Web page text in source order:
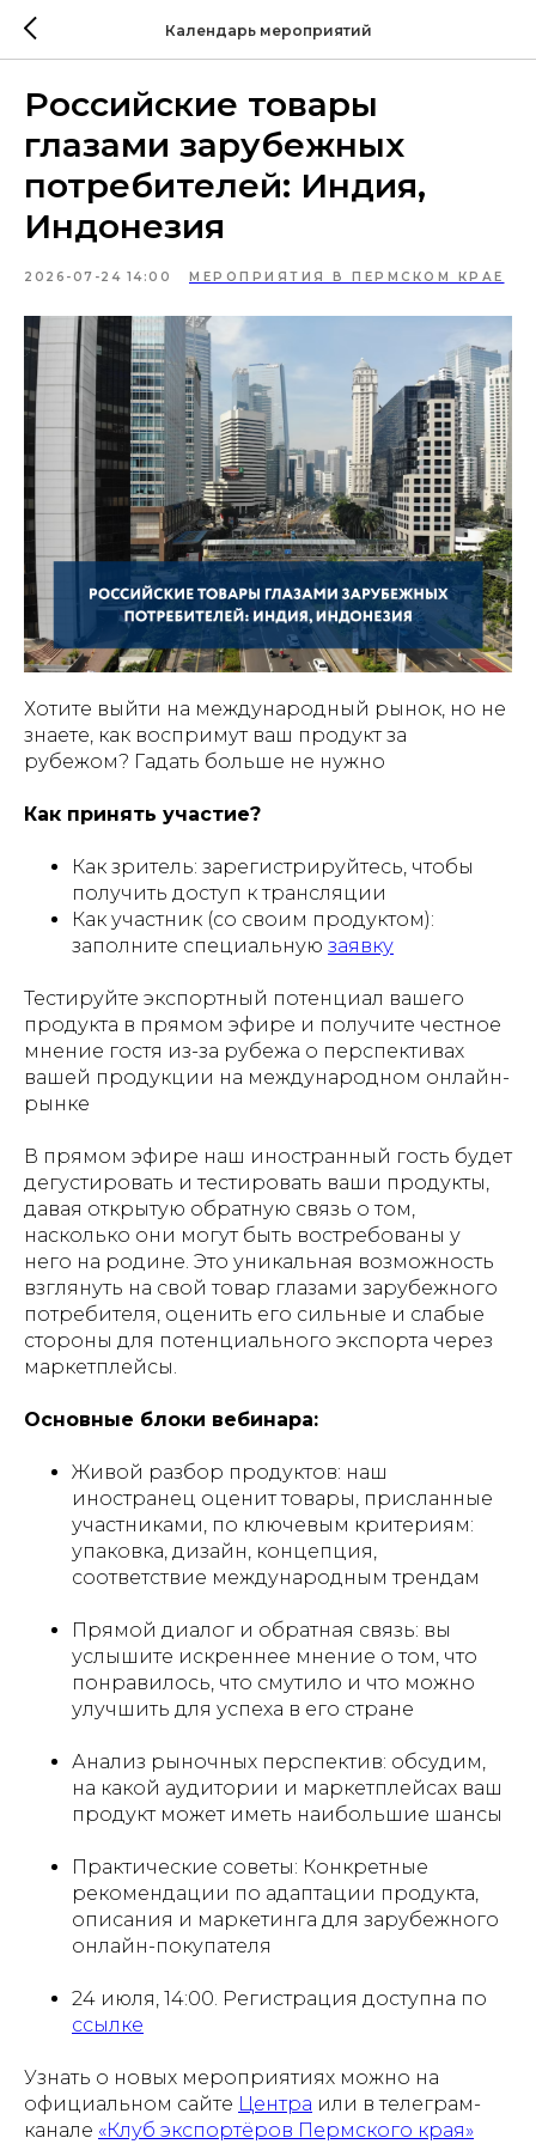
Календарь мероприятий
Российские товары
глазами зарубежных
потребителей: Индия,
Индонезия
2026-07-24 14:00 МЕРОПРИЯТИЯ В ПЕРМСКОМ КРАЕ
Хотите выйти на международный рынок, но не
знаете, как воспримут ваш продукт за
рубежом? Гадать больше не нужно
Как принять участие?
Как зритель: зарегистрируйтесь, чтобы
получить доступ к трансляции
Как участник (со своим продуктом):
заполните специальную заявку
Тестируйте экспортный потенциал вашего
продукта в прямом эфире и получите честное
мнение гостя из-за рубежа о перспективах
вашей продукции на международном онлайн-
рынке
В прямом эфире наш иностранный гость будет
дегустировать и тестировать ваши продукты,
давая открытую обратную связь о том,
насколько они могут быть востребованы у
него на родине. Это уникальная возможность
взглянуть на свой товар глазами зарубежного
потребителя, оценить его сильные и слабые
стороны для потенциального экспорта через
маркетплейсы.
Основные блоки вебинара:
Живой разбор продуктов: наш
иностранец оценит товары, присланные
участниками, по ключевым критериям:
упаковка, дизайн, концепция,
соответствие международным трендам
Прямой диалог и обратная связь: вы
услышите искреннее мнение о том, что
понравилось, что смутило и что можно
улучшить для успеха в его стране
Анализ рыночных перспектив: обсудим,
на какой аудитории и маркетплейсах ваш
продукт может иметь наибольшие шансы
Практические советы: Конкретные
рекомендации по адаптации продукта,
описания и маркетинга для зарубежного
онлайн-покупателя
24 июля, 14:00. Регистрация доступна по
ссылке
Узнать о новых мероприятиях можно на
официальном сайте Центра или в телеграм-
канале «Клуб экспортёров Пермского края»